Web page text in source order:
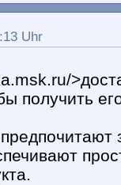
Uhr
получить